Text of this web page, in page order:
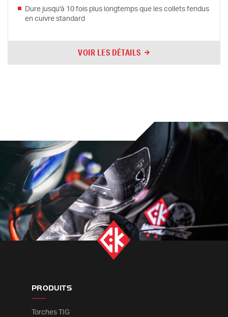
Dure jusqu'à 10 fois plus longtemps que les collets fendus
en cuivre standard
VOIR LES DÉTAILS
PRODUITS
Torches TIG